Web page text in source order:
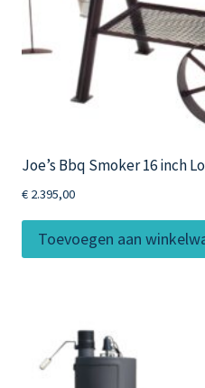
Joe’s Bbq Smoker 16 inch
€ 2.395,00
Toevoegen aan